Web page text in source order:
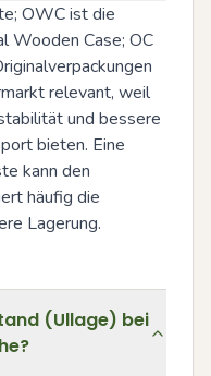
OWC ist die
Wooden Case; OC
relevant, weil
und bessere
bieten. Eine
kann den
häufig die
Lagerung.
(Ullage) bei